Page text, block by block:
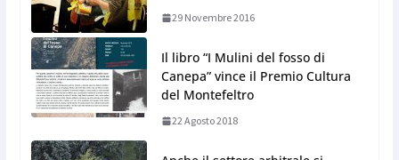
29 Novembre 2016
Il libro “I Mulini del fosso di
Canepa” vince il Premio Cultura
del Montefeltro
22 Agosto 2018